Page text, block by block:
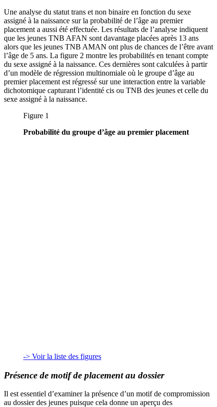
Une analyse du statut trans et non binaire en fonction du sexe
assigné à la naissance sur la probabilité de l’âge au premier
placement a aussi été effectuée. Les résultats de l’analyse indiquent
que les jeunes TNB AFAN sont davantage placées après 13 ans
alors que les jeunes TNB AMAN ont plus de chances de l’être avant
l’âge de 5 ans. La figure 2 montre les probabilités en tenant compte
du sexe assigné à la naissance. Ces dernières sont calculées à partir
d’un modèle de régression multinomiale où le groupe d’âge au
premier placement est régressé sur une interaction entre la variable
dichotomique capturant l’identité cis ou TNB des jeunes et celle du
sexe assigné à la naissance.
Figure 1
Probabilité du groupe d’âge au premier placement
-> Voir la liste des figures
Présence de motif de placement au dossier
Il est essentiel d’examiner la présence d’un motif de compromission
au dossier des jeunes puisque cela donne un aperçu des